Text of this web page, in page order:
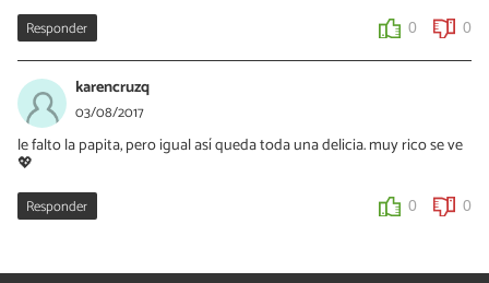
Responder 0 0
karencruzq
03/08/2017
le falto la papita, pero igual así queda toda una delicia. muy rico se ve
💖
Responder 0 0